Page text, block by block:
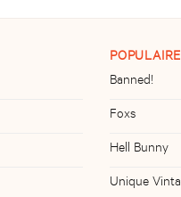
Banned!
Foxs
Hell Bunny
Unique